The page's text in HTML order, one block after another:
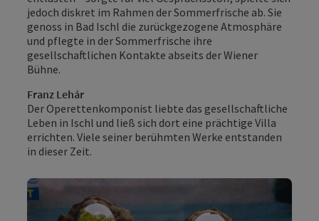
jedoch diskret im Rahmen der Sommerfrische ab. Sie
genoss in Bad Ischl die zurückgezogene Atmosphäre
und pflegte in der Sommerfrische ihre
gesellschaftlichen Kontakte abseits der Wiener
Bühne.
Franz Lehár
Der Operettenkomponist liebte das gesellschaftliche
Leben in Ischl und ließ sich dort eine prächtige Villa
errichten. Viele seiner berühmten Werke entstanden
in dieser Zeit.